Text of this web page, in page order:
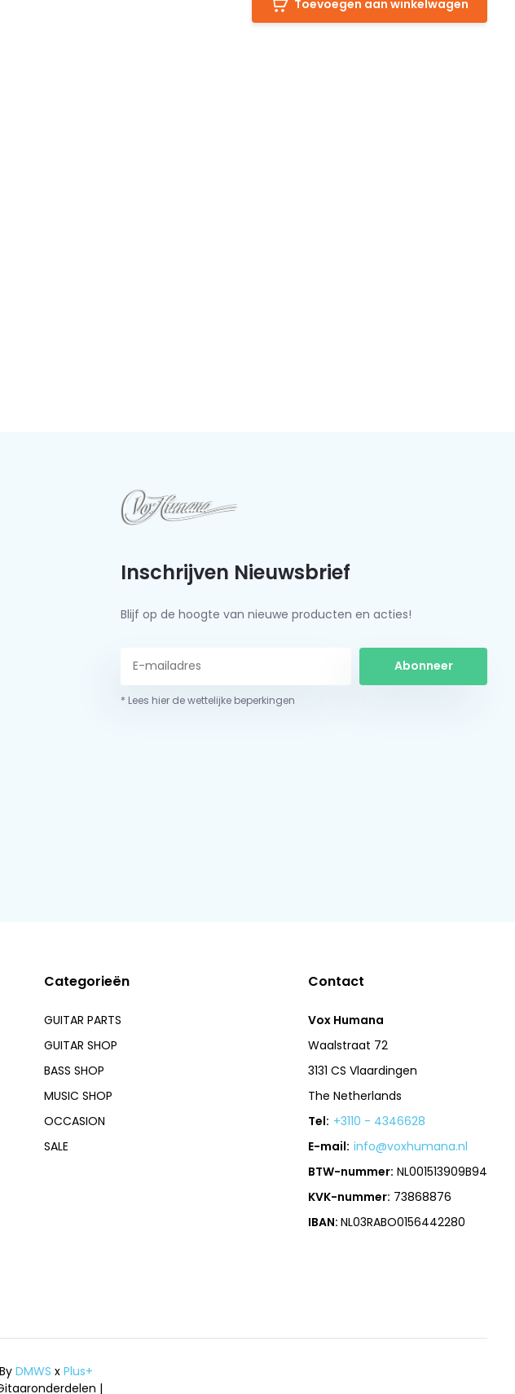
Toevoegen aan winkelwagen
Inschrijven Nieuwsbrief
Blijf op de hoogte van nieuwe producten en acties!
Abonneer
* Lees hier de wettelijke beperkingen
Categorieën
GUITAR PARTS
GUITAR SHOP
BASS SHOP
MUSIC SHOP
OCCASION
SALE
Contact
Vox Humana
Waalstraat 72
3131 CS Vlaardingen
The Netherlands
Tel: +3110 - 4346628
E-mail: info@voxhumana.nl
BTW-nummer: NL001513909B94
KVK-nummer: 73868876
IBAN:NL03RABO0156442280
DMWS xPlus+
|